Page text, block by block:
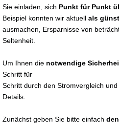
Sie einladen, sich Punkt für Punkt
Beispiel konnten wir aktuell als
ausmachen, Ersparnisse von
Seltenheit.
Um Ihnen die notwendige
Schritt für
Schritt durch den Stromvergleich
Details.
Zunächst geben Sie bitte einfach